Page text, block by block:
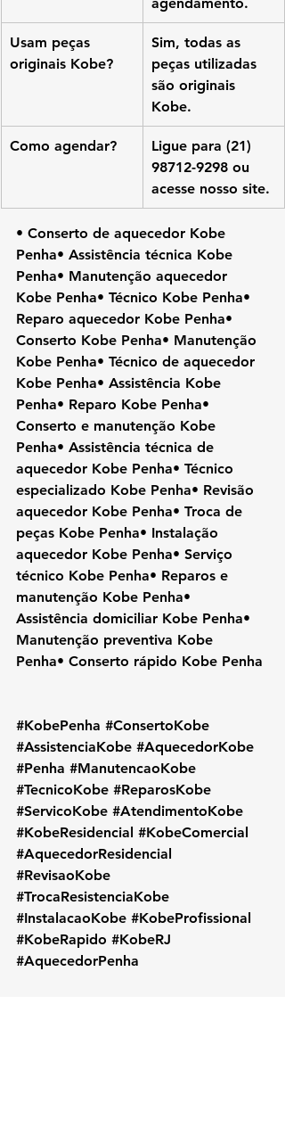
Usam peças
originais Kobe?
Sim, todas as
peças utilizadas
são originais
Kobe.
Como agendar?
Ligue para (21)
98712-9298 ou
acesse nosso site.
• Conserto de aquecedor Kobe
Penha• Assistência técnica Kobe
Penha• Manutenção aquecedor
Kobe Penha• Técnico Kobe Penha•
Reparo aquecedor Kobe Penha•
Conserto Kobe Penha• Manutenção
Kobe Penha• Técnico de aquecedor
Kobe Penha• Assistência Kobe
Penha• Reparo Kobe Penha•
Conserto e manutenção Kobe
Penha• Assistência técnica de
aquecedor Kobe Penha• Técnico
especializado Kobe Penha• Revisão
aquecedor Kobe Penha• Troca de
peças Kobe Penha• Instalação
aquecedor Kobe Penha• Serviço
técnico Kobe Penha• Reparos e
manutenção Kobe Penha•
Assistência domiciliar Kobe Penha•
Manutenção preventiva Kobe
Penha• Conserto rápido Kobe Penha
#KobePenha #ConsertoKobe
#AssistenciaKobe #AquecedorKobe
#Penha #ManutencaoKobe
#TecnicoKobe #ReparosKobe
#ServicoKobe #AtendimentoKobe
#KobeResidencial #KobeComercial
#AquecedorResidencial
#RevisaoKobe
#TrocaResistenciaKobe
#InstalacaoKobe #KobeProfissional
#KobeRapido #KobeRJ
#AquecedorPenha